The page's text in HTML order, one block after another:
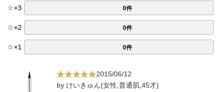
☆×3 0件
☆×2 0件
☆×1 0件
2015/06/12
by けいきゅん(女性,普通肌,45才)